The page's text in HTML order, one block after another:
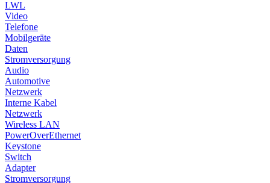
LWL
Video
Telefone
Mobilgeräte
Daten
Stromversorgung
Audio
Automotive
Netzwerk
Interne Kabel
Netzwerk
Wireless LAN
PowerOverEthernet
Keystone
Switch
Adapter
Stromversorgung